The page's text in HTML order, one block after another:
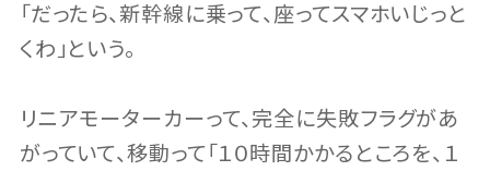
「だったら、新幹線に乗って、座ってスマホいじっと
くわ」という。
リニアモーターカーって、完全に失敗フラグがあ
がっていて、移動って「１０時間かかるところを、１